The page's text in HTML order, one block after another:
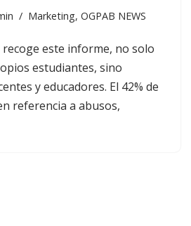
Marketing, OGPAB NEWS
recoge este informe, no solo
estudiantes, sino
y educadores. El 42% de
referencia a abusos,